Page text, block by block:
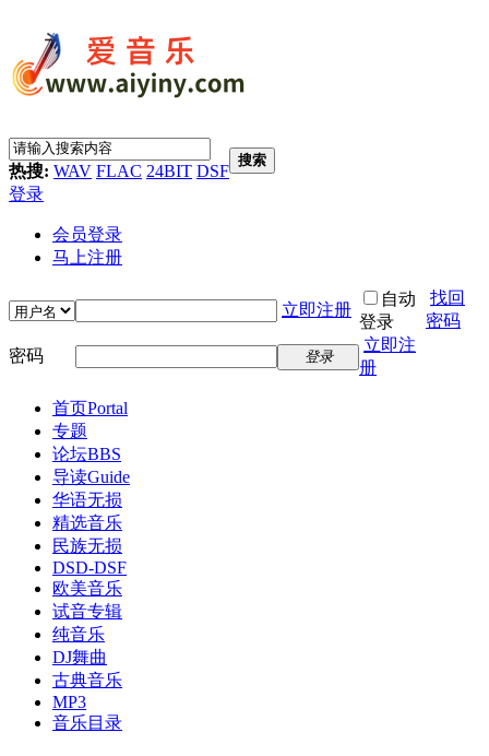
热搜: WAV FLAC 24BIT DSF
搜索
登录
会员登录
马上注册
立即注册
自动
登录
找回
密码
密码
登录
立即注
册
首页Portal
专题
论坛BBS
导读Guide
华语无损
精选音乐
民族无损
DSD-DSF
欧美音乐
试音专辑
纯音乐
DJ舞曲
古典音乐
MP3
音乐目录